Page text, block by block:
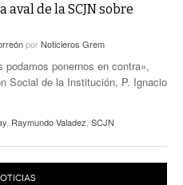
de la SCJN sobre
porNoticieros Grem
ponernos en contra»,
Social de la Institución, P. Ignacio
Raymundo Valadez SCJN